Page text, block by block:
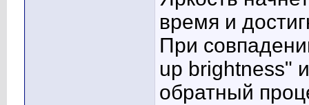
время и
При
up brightness"
обратный